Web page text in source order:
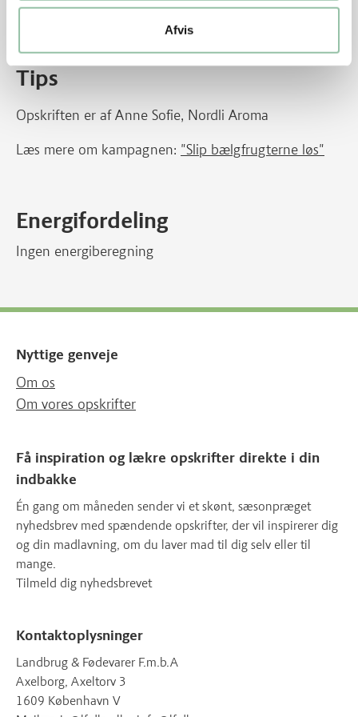
Afvis
Tips
Opskriften er af Anne Sofie, Nordli Aroma
Læs mere om kampagnen: "Slip bælgfrugterne løs"
Energifordeling
Ingen energiberegning
Nyttige genveje
Om os
Om vores opskrifter
Få inspiration og lækre opskrifter direkte i din
indbakke
Én gang om måneden sender vi et skønt, sæsonpræget
nyhedsbrev med spændende opskrifter, der vil inspirerer dig
og din madlavning, om du laver mad til dig selv eller til
mange.
Tilmeld dig nyhedsbrevet
Kontaktoplysninger
Landbrug & Fødevarer F.m.b.A
Axelborg, Axeltorv 3
1609 København V